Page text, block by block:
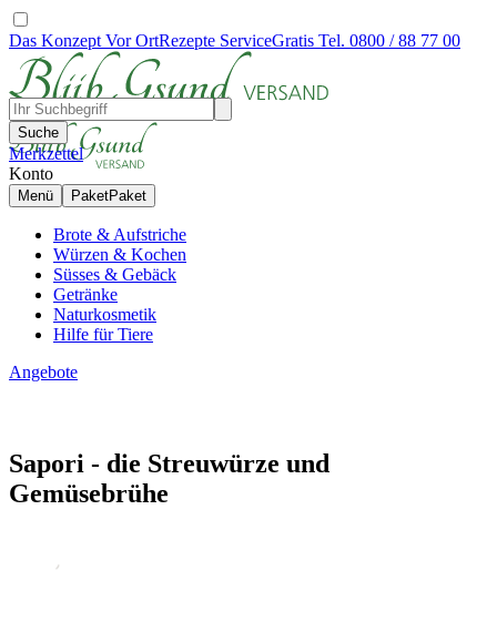
Das Konzept Vor OrtRezepte ServiceGratis Tel. 0800 / 88 77 00
Suche
Merkzettel
Konto
Menü PaketPaket
Brote & Aufstriche
Würzen & Kochen
Süsses & Gebäck
Getränke
Naturkosmetik
Hilfe für Tiere
Angebote
Sapori - die Streuwürze und
Gemüsebrühe